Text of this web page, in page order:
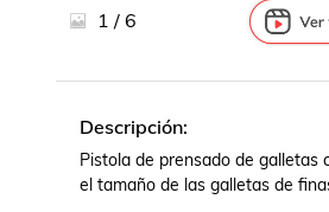
Bebidas
1 / 6
Descripción:
Pistola de prensado de galletas
el tamaño de las galletas de